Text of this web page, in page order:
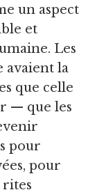
un aspect
et
Les
avaient la
que celle
— que les
pour
pour
rites